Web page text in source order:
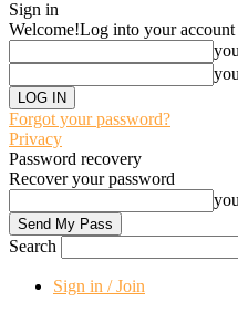
Sign in
Welcome!Log into your account
Forgot your password?
Privacy
Password recovery
Recover your password
Search
Sign in / Join